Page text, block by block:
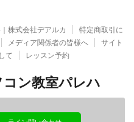
株式会社デアルカ
特定商取引に
メディア関係者の皆様へ
サイト
て レッスン予約
ン教室パレハ